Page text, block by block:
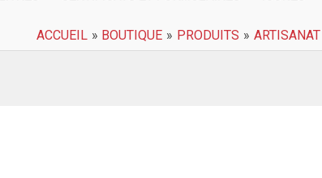
ACCUEIL BOUTIQUE PRODUITS ARTISANAT